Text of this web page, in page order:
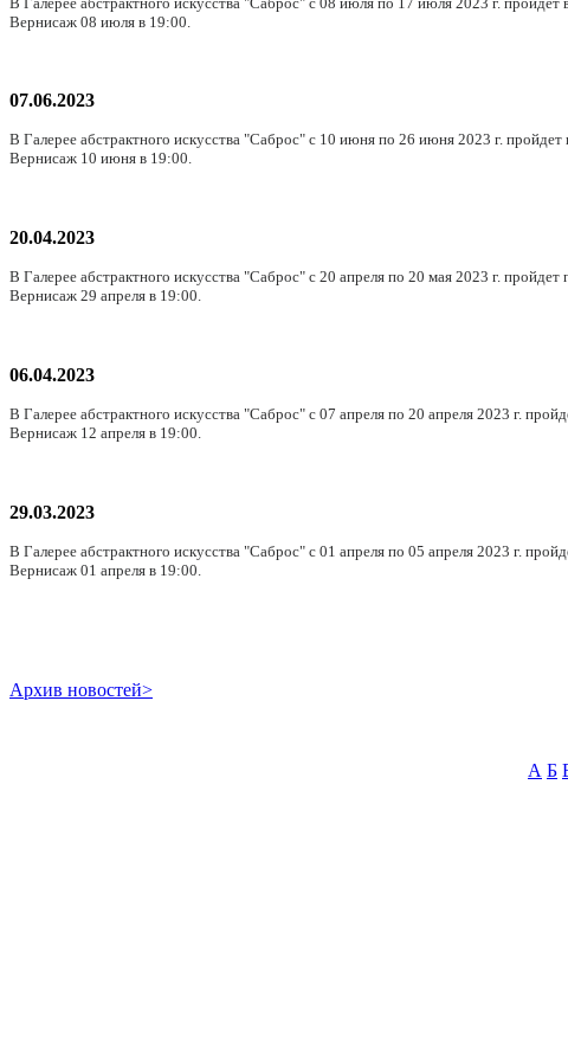
Вернисаж 08 июля в 19:00.
07.06.2023
В Галерее абстрактного искусства "Саброс" с 10 июня по 26 июня 2023 г. пройдет
Вернисаж 10 июня в 19:00.
20.04.2023
В Галерее абстрактного искусства "Саброс" с 20 апреля по 20 мая 2023 г.
Вернисаж 29 апреля в 19:00.
06.04.2023
В Галерее абстрактного искусства "Саброс" с 07 апреля по 20 апреля 2023 г.
Вернисаж 12 апреля в 19:00.
29.03.2023
В Галерее абстрактного искусства "Саброс" с 01 апреля по 05 апреля 2023 г.
Вернисаж 01 апреля в 19:00.
Архив новостей>
А Б